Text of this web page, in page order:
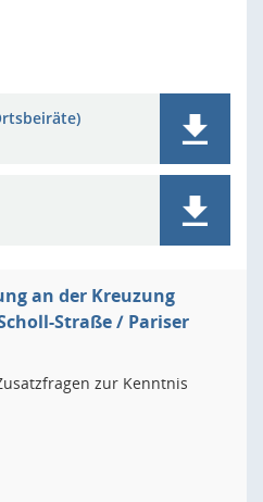
an der Kreuzung
Straße / Pariser
zur Kenntnis